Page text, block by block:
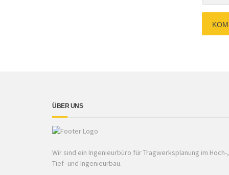
ÜBER UNS
Wir sind ein Ingenieurbüro für Tragwerksplanung im Hoch-,
Tief- und Ingenieurbau.